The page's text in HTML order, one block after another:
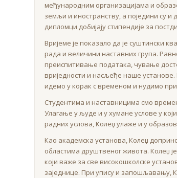
међународним организацијама и
земљи и иностранству, а поједини су
дипломци добијају стипендије за
Вријеме је показало да је суштински
рада и величини наставних група.
преиспитивање података, чување
вриједности и насљеђе наше установе.
идемо у корак с временом и нудимо
Студентима и наставницима смо
Улагање у људе и у хумане услове у
радних услова, Колеџ улаже и у
Као академска установа, Колеџ
областима друштвеног живота. Колеџ
који важе за све високошколске
заједнице. При упису и запошљавању,